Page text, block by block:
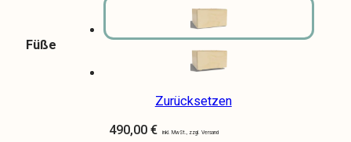
Füße
Zurücksetzen
490,00 €